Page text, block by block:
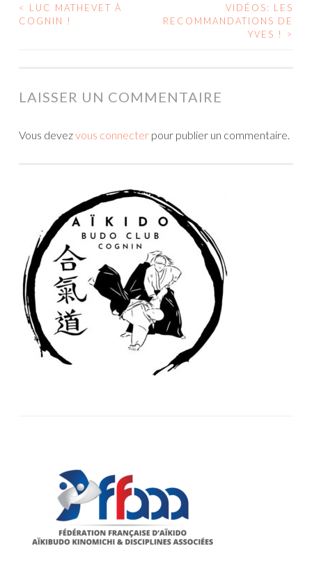
NAVIGATION DES ARTICLES
<
LUC MATHEVET À
COGNIN !
VIDÉOS: LES
RECOMMANDATIONS DE
YVES !
>
LAISSER UN COMMENTAIRE
Vous devezvous connecter pour publier un commentaire.